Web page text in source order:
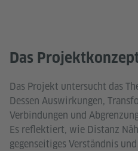
Das
Das Projekt untersucht das
Dessen Auswirkungen,
Verbindungen und
Es reflektiert, wie Distanz
gegenseitiges Verständnis